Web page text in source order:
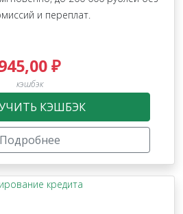
и переплат.
₽
кэшбэк
КЭШБЭК
Подробнее